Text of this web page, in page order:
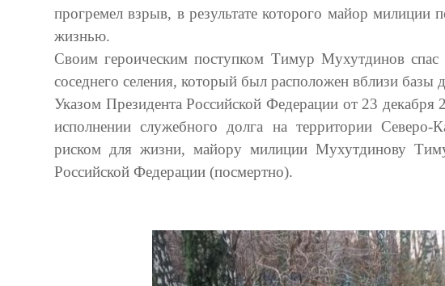
прогремел взрыв, в результате которого майор
жизнью.
Своим героическим поступком Тимур Мухутдинов
соседнего селения, который был расположен вблизи базы
Указом Президента Российской Федерации от 23
исполнении служебного долга на территории Северо-
риском для жизни, майору милиции Мухутдинову
Российской Федерации (посмертно).